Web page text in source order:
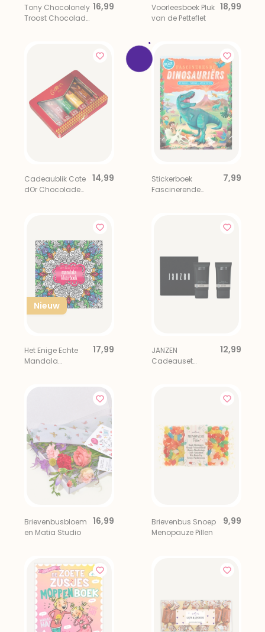
Tony Chocolonely
Troost Chocolade
16,99
Voorleesboek Pluk
van de Petteflet
18,99
Cadeaublik Cote
dOr Chocolade
14,99
Stickerboek
Fascinerende
7,99
Nieuw
Het Enige Echte
Mandala
17,99
JANZEN
Cadeauset
12,99
Brievenbusbloem
en Matia Studio
16,99
Brievenbus Snoep
Menopauze Pillen
9,99